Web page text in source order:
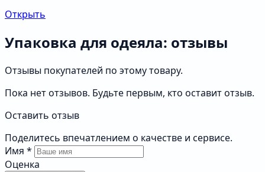
Открыть
Упаковка для одеяла: отзывы
Отзывы покупателей по этому товару.
Пока нет отзывов. Будьте первым, кто оставит отзыв.
Оставить отзыв
Поделитесь впечатлением о качестве и сервисе.
Имя *
Оценка